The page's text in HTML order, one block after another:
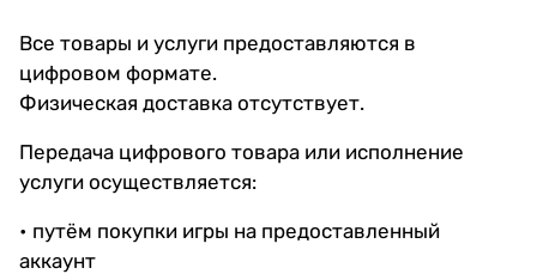
Все товары и услуги предоставляются в
цифровом формате.
Физическая доставка отсутствует.
Передача цифрового товара или исполнение
услуги осуществляется:
• путём покупки игры на предоставленный
аккаунт